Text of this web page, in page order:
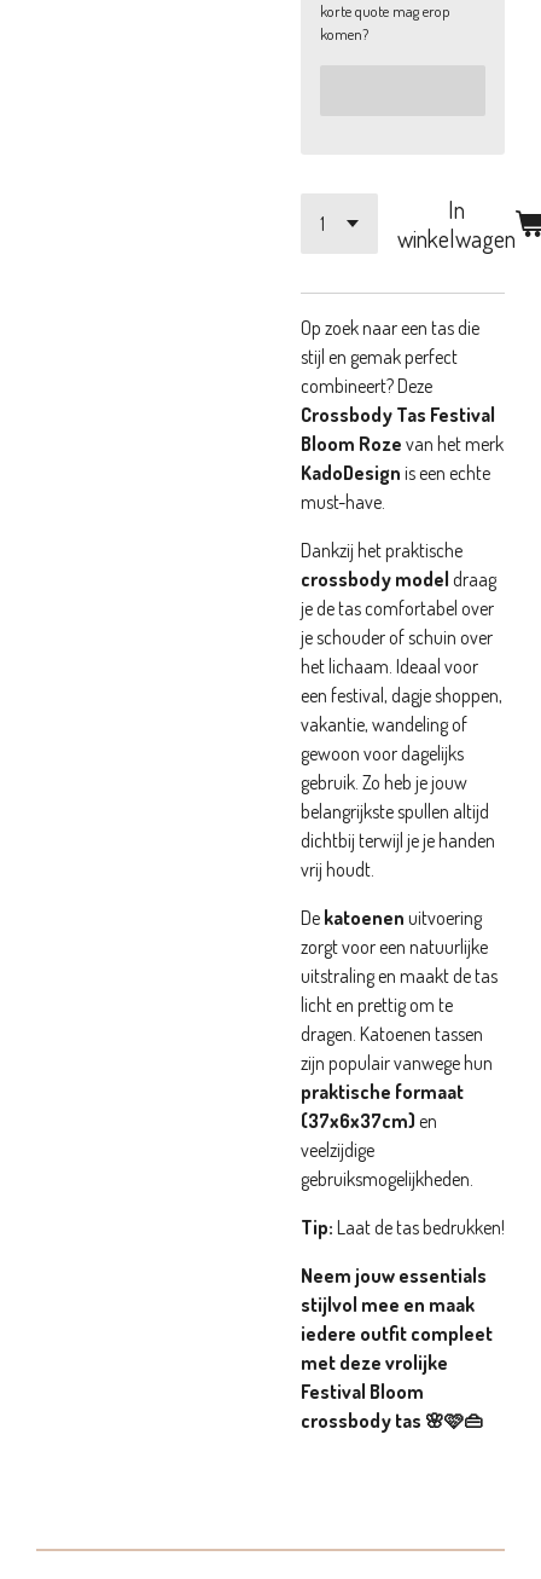
korte quote mag erop
komen?
In
winkelwagen
Op zoek naar een tas die
stijl en gemak perfect
combineert? Deze
Crossbody Tas Festival
Bloom Roze van het merk
KadoDesign is een echte
must-have.
Dankzij het praktische
crossbody model draag
je de tas comfortabel over
je schouder of schuin over
het lichaam. Ideaal voor
een festival, dagje shoppen,
vakantie, wandeling of
gewoon voor dagelijks
gebruik. Zo heb je jouw
belangrijkste spullen altijd
dichtbij terwijl je je handen
vrij houdt.
De katoenen uitvoering
zorgt voor een natuurlijke
uitstraling en maakt de tas
licht en prettig om te
dragen. Katoenen tassen
zijn populair vanwege hun
praktische formaat
(37x6x37cm) en
veelzijdige
gebruiksmogelijkheden.
Tip: Laat de tas bedrukken!
Neem jouw essentials
stijlvol mee en maak
iedere outfit compleet
met deze vrolijke
Festival Bloom
crossbody tas 🌸🩷👜